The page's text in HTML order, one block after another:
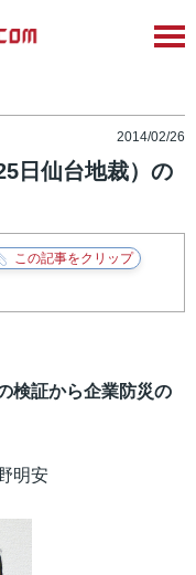
2014/02/26
日仙台地裁）の
検証から企業防災の
明安